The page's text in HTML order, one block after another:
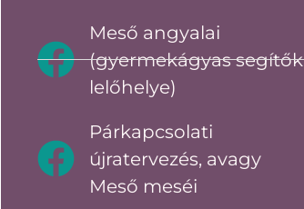
Meső angyalai
(gyermekágyas segítők
lelőhelye)
Párkapcsolati
újratervezés, avagy
Meső meséi